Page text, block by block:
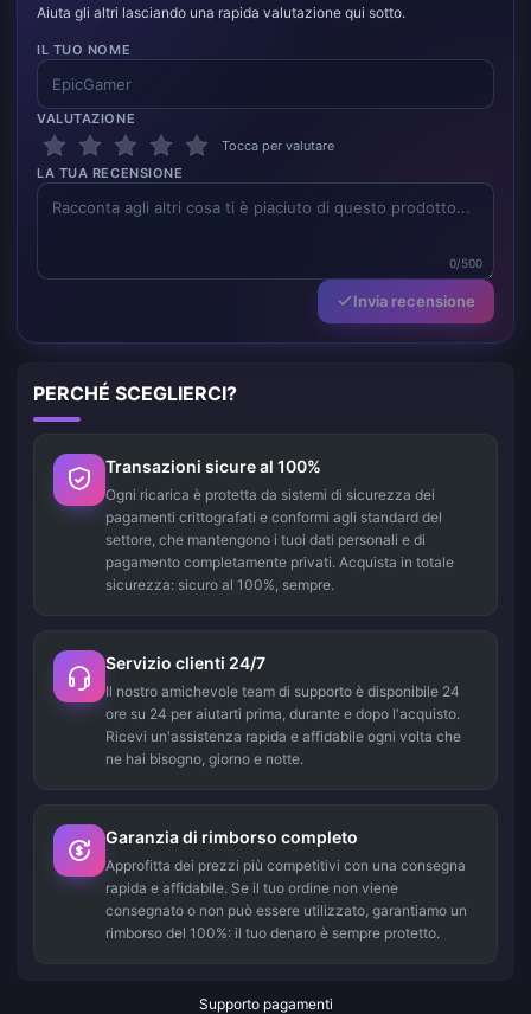
Aiuta gli altri lasciando una rapida valutazione qui sotto.
IL TUO NOME
VALUTAZIONE
Tocca per valutare
LA TUA RECENSIONE
0/500
Invia recensione
PERCHÉ SCEGLIERCI?
Transazioni sicure al 100%
Ogni ricarica è protetta da sistemi di sicurezza dei
pagamenti crittografati e conformi agli standard del
settore, che mantengono i tuoi dati personali e di
pagamento completamente privati. Acquista in totale
sicurezza: sicuro al 100%, sempre.
Servizio clienti 24/7
Il nostro amichevole team di supporto è disponibile 24
ore su 24 per aiutarti prima, durante e dopo l'acquisto.
Ricevi un'assistenza rapida e affidabile ogni volta che
ne hai bisogno, giorno e notte.
Garanzia di rimborso completo
Approfitta dei prezzi più competitivi con una consegna
rapida e affidabile. Se il tuo ordine non viene
consegnato o non può essere utilizzato, garantiamo un
rimborso del 100%: il tuo denaro è sempre protetto.
Supporto pagamenti